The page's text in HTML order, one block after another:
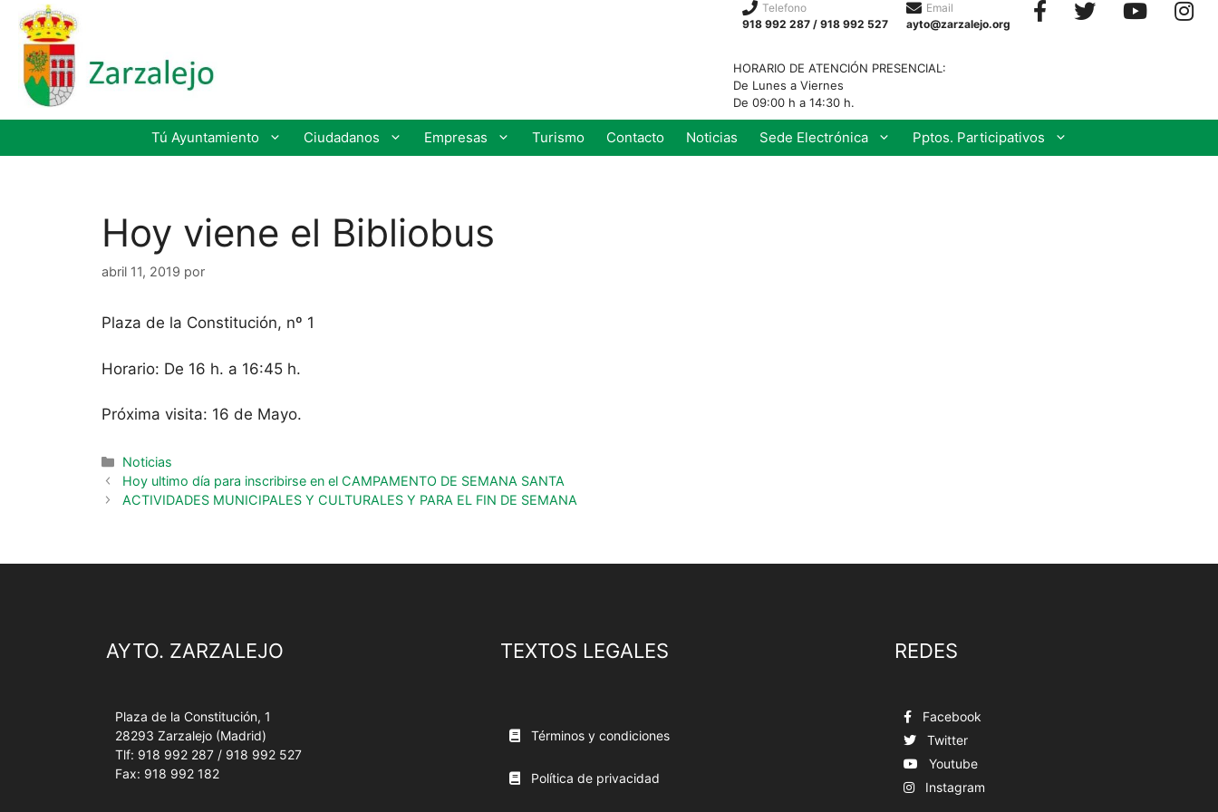
Telefono
918 992 287 / 918 992 527
Email
ayto@zarzalejo.org
HORARIO DE ATENCIÓN PRESENCIAL:
De Lunes a Viernes
De 09:00 h a 14:30 h.
Tú Ayuntamiento Ciudadanos Empresas Turismo Contacto Noticias Sede Electrónica Pptos. Participativos
Hoy viene el Bibliobus
abril 11, 2019 por
Plaza de la Constitución, nº 1
Horario: De 16 h. a 16:45 h.
Próxima visita: 16 de Mayo.
Noticias
Hoy ultimo día para inscribirse en el CAMPAMENTO DE SEMANA SANTA
ACTIVIDADES MUNICIPALES Y CULTURALES Y PARA EL FIN DE SEMANA
AYTO. ZARZALEJO
Plaza de la Constitución, 1
28293 Zarzalejo (Madrid)
Tlf: 918 992 287 / 918 992 527
Fax: 918 992 182
TEXTOS LEGALES
Términos y condiciones
Política de privacidad
REDES
Facebook
Twitter
Youtube
Instagram